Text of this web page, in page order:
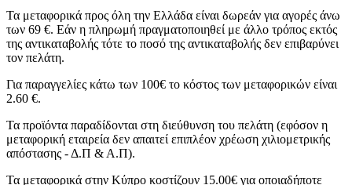
Τα μεταφορικά προς όλη την Ελλάδα είναι δωρεάν για αγορές άνω
των 69 €. Εάν η πληρωμή πραγματοποιηθεί με άλλο τρόπος εκτός
της αντικαταβολής τότε το ποσό της αντικαταβολής δεν επιβαρύνει
τον πελάτη.
Για παραγγελίες κάτω των 100€ το κόστος των μεταφορικών είναι
2.60 €.
Τα προϊόντα παραδίδονται στη διεύθυνση του πελάτη (εφόσον η
μεταφορική εταιρεία δεν απαιτεί επιπλέον χρέωση χιλιομετρικής
απόστασης - Δ.Π & Α.Π).
Τα μεταφορικά στην Κύπρο κοστίζουν 15.00€ για οποιαδήποτε